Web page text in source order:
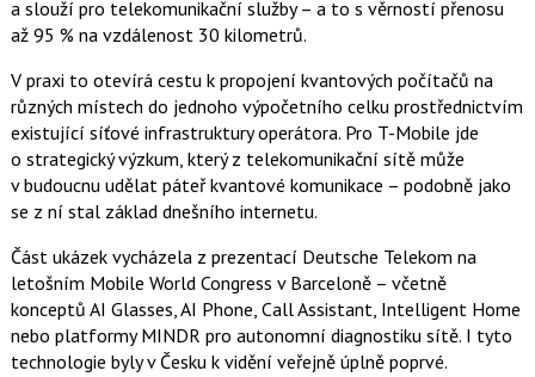
a slouží pro telekomunikační služby – a to s věrností přenosu
až 95 % na vzdálenost 30 kilometrů.
V praxi to otevírá cestu k propojení kvantových počítačů na
různých místech do jednoho výpočetního celku prostřednictvím
existující síťové infrastruktury operátora. Pro T-Mobile jde
o strategický výzkum, který z telekomunikační sítě může
v budoucnu udělat páteř kvantové komunikace – podobně jako
se z ní stal základ dnešního internetu.
Část ukázek vycházela z prezentací Deutsche Telekom na
letošním Mobile World Congress v Barceloně – včetně
konceptů AI Glasses, AI Phone, Call Assistant, Intelligent Home
nebo platformy MINDR pro autonomní diagnostiku sítě. I tyto
technologie byly v Česku k vidění veřejně úplně poprvé.